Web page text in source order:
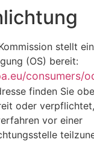
stellt
(OS) bereit:
consumers/
finden Sie
oder
vor einer